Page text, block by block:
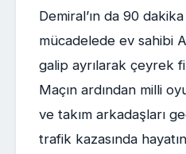
Demiral’ın da 90
mücadelede ev sahibi
galip ayrılarak çeyrek
Maçın ardından milli
ve takım arkadaşları
trafik kazasında